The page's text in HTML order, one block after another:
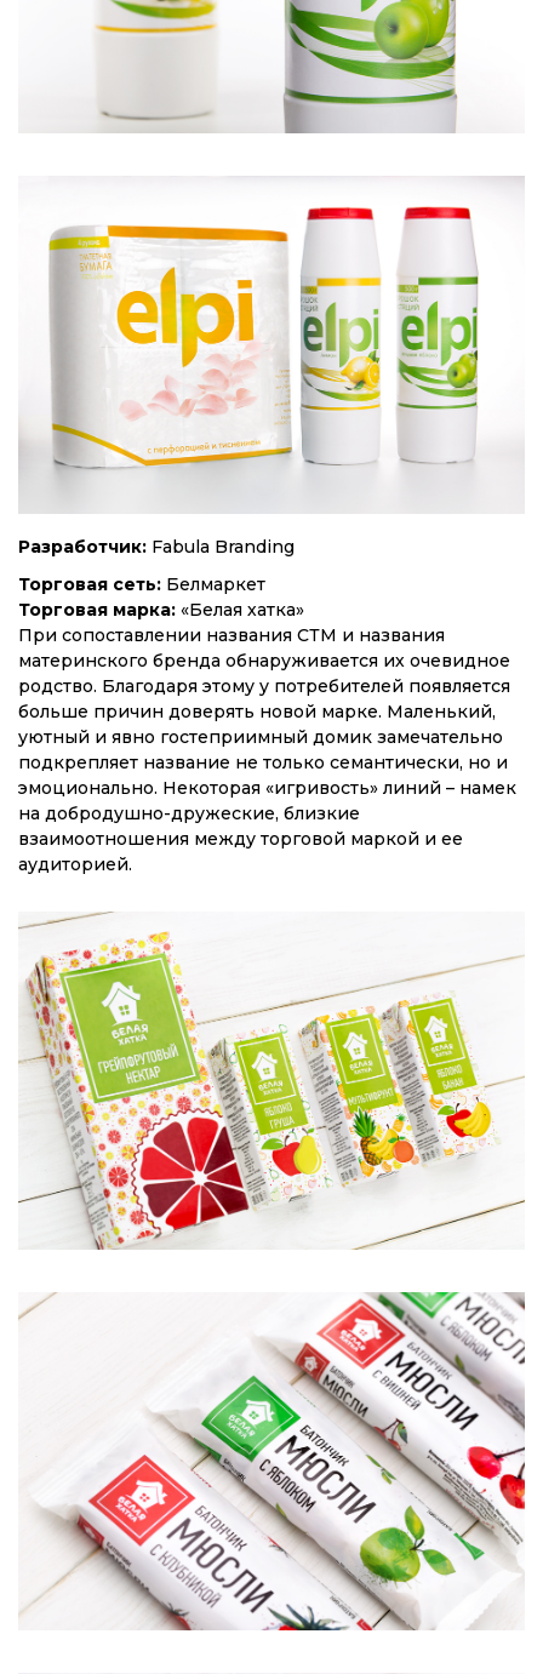
Разработчик: Fabula Branding
Торговая сеть: Белмаркет
Торговая марка: «Белая хатка»
При сопоставлении названия СТМ и названия
материнского бренда обнаруживается их очевидное
родство. Благодаря этому у потребителей появляется
больше причин доверять новой марке. Маленький,
уютный и явно гостеприимный домик замечательно
подкрепляет название не только семантически, но и
эмоционально. Некоторая «игривость» линий – намек
на добродушно-дружеские, близкие
взаимоотношения между торговой маркой и ее
аудиторией.